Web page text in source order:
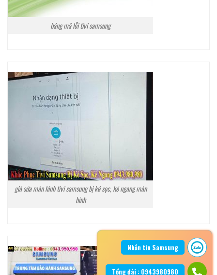
bảng mã lỗi tivi samsung
giá sửa màn hình tivi samsung bị kẻ sọc, kẻ ngang màn
hình
Nhắn tin Samsung
Tổng đài : 0943980980